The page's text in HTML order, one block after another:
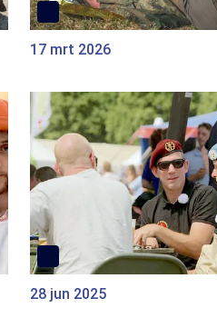
17 mrt 2026
28 jun 2025